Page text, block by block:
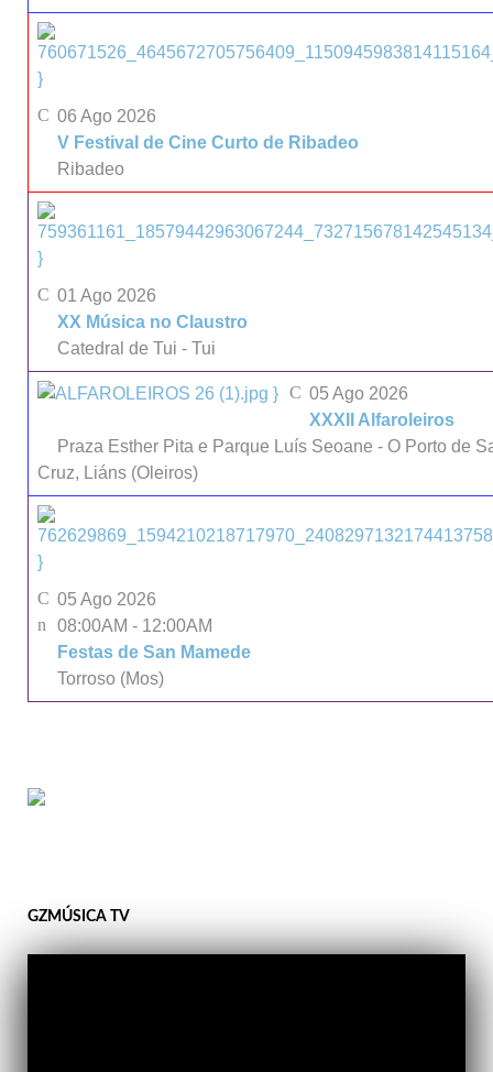
}
06 Ago 2026
V Festival de Cine Curto de Ribadeo
Ribadeo
}
01 Ago 2026
XX Música no Claustro
Catedral de Tui - Tui
}
05 Ago 2026
XXXII Alfaroleiros
Praza Esther Pita e Parque Luís Seoane - O Porto de
Cruz, Liáns (Oleiros)
}
05 Ago 2026
08:00AM - 12:00AM
Festas de San Mamede
Torroso (Mos)
GZMÚSICA TV